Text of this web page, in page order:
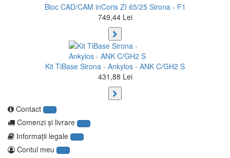
Bloc CAD/CAM inCoris ZI 65/25 Sirona - F1
749,44 Lei
Kit TiBase Sirona - Ankylos - ANK C/GH2 S
431,88 Lei
Contact
Comenzi şi livrare
Informaţii legale
Contul meu